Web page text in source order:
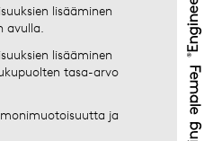
lisääminen
avulla.
lisääminen
tasa-arvo
ja